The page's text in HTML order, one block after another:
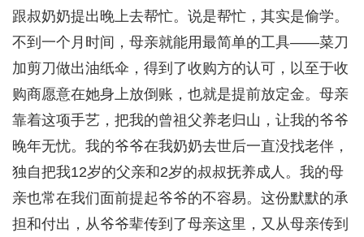
跟叔奶奶提出晚上去帮忙。说是帮忙，其实是偷学。
不到一个月时间，母亲就能用最简单的工具——菜刀
加剪刀做出油纸伞，得到了收购方的认可，以至于收
购商愿意在她身上放倒账，也就是提前放定金。母亲
靠着这项手艺，把我的曾祖父养老归山，让我的爷爷
晚年无忧。我的爷爷在我奶奶去世后一直没找老伴，
独自把我12岁的父亲和2岁的叔叔抚养成人。我的母
亲也常在我们面前提起爷爷的不容易。这份默默的承
担和付出，从爷爷辈传到了母亲这里，又从母亲传到